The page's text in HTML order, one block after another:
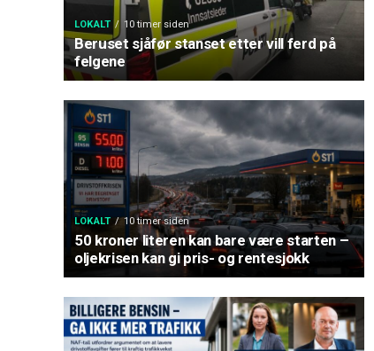
LOKALT 10 timer siden
Beruset sjåfør stanset etter vill ferd på
felgene
LOKALT 10 timer siden
50 kroner literen kan bare være starten –
oljekrisen kan gi pris- og rentesjokk